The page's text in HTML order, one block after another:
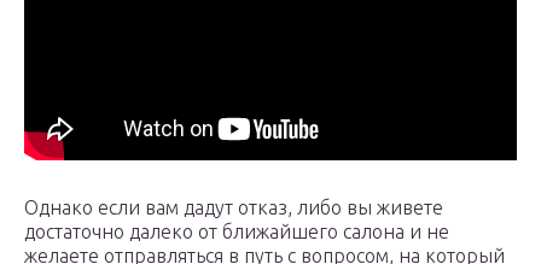
Однако если вам дадут отказ, либо вы живете
достаточно далеко от ближайшего салона и не
желаете отправляться в путь с вопросом, на который